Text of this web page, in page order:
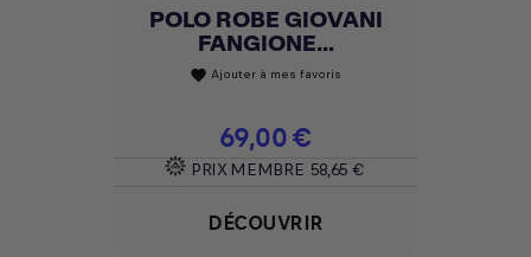
POLO ROBE GIOVANI
FANGIONE...
favorite Ajouter à mes favoris
Prix
69,00 €
PRIX MEMBRE 58,65 €
DÉCOUVRIR